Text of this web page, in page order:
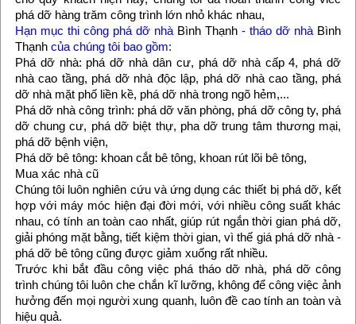
phá dỡ hàng trăm công trình lớn nhỏ khác nhau,
Hạn mục thi công phá dỡ nhà Bình Thạnh - tháo dỡ nhà Bình
Thạnhcủa chúng tôi bao gồm:
Phá dỡ nhà: phá dỡ nhà dân cư, phá dỡ nhà cấp 4, phá dỡ
nhà cao tầng, phá dỡ nhà độc lập, phá dỡ nhà cao tầng, phá
dỡ nhà mặt phố liền kề, phá dỡ nhà trong ngõ hẻm,...
Phá dỡ nhà công trình: phá dỡ văn phòng, phá dỡ công ty, phá
dỡ chung cư, phá dỡ biệt thự, pha dỡ trung tâm thương mại,
phá dỡ bệnh viện,
Phá dỡ bê tông: khoan cắt bê tông, khoan rút lõi bê tông,
Mua xác nhà cũ
Chúng tôi luôn nghiên cứu và ứng dụng các thiết bị phá dỡ, kết
hợp với máy móc hiện đại đời mới, với nhiều công suất khác
nhau, có tính an toàn cao nhất, giúp rút ngắn thời gian phá dỡ,
giải phóng mặt bằng, tiết kiệm thời gian, vì thế giá phá dỡ nhà -
phá dỡ bê tông cũng được giảm xuống rất nhiều.
Trước khi bắt đầu công việc phá tháo dỡ nhà, phá dỡ công
trình chúng tôi luôn che chắn kĩ lưỡng, không để công việc ảnh
hưởng đến mọi người xung quanh, luôn đề cao tính an toàn và
hiệu quả.